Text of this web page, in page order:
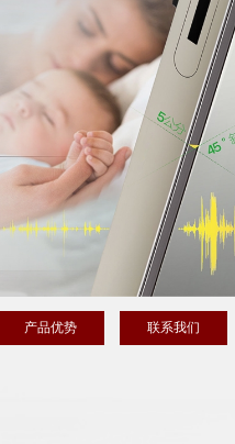
产品优势 联系我们